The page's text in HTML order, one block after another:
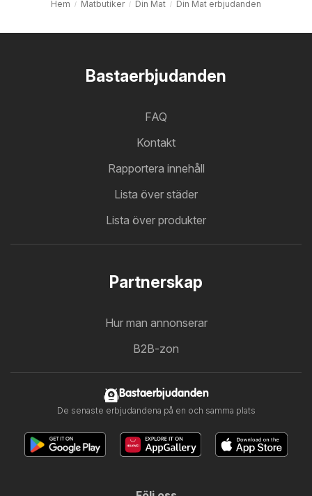
Hem Matbutiker Din Mat Din Mat erbjudanden
Bastaerbjudanden
FAQ
Kontakt
Rapportera innehåll
Lista över städer
Lista över produkter
Partnerskap
Hur man annonserar
B2B-zon
Bastaerbjudanden
De senaste erbjudandena på en och samma plats